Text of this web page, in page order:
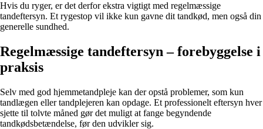
Hvis du ryger, er det derfor ekstra vigtigt med regelmæssige
tandeftersyn. Et rygestop vil ikke kun gavne dit tandkød, men også din
generelle sundhed.
Regelmæssige tandeftersyn – forebyggelse i
praksis
Selv med god hjemmetandpleje kan der opstå problemer, som kun
tandlægen eller tandplejeren kan opdage. Et professionelt eftersyn hver
sjette til tolvte måned gør det muligt at fange begyndende
tandkødsbetændelse, før den udvikler sig.